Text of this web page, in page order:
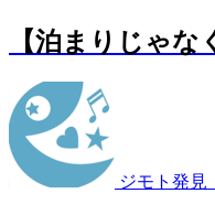
【泊まりじゃ
ジモト発見